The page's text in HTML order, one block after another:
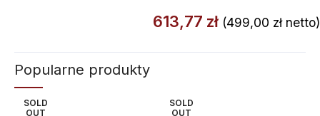
613,77 zł (499,00 złnetto)
Popularne produkty
SOLD
OUT
SOLD
OUT